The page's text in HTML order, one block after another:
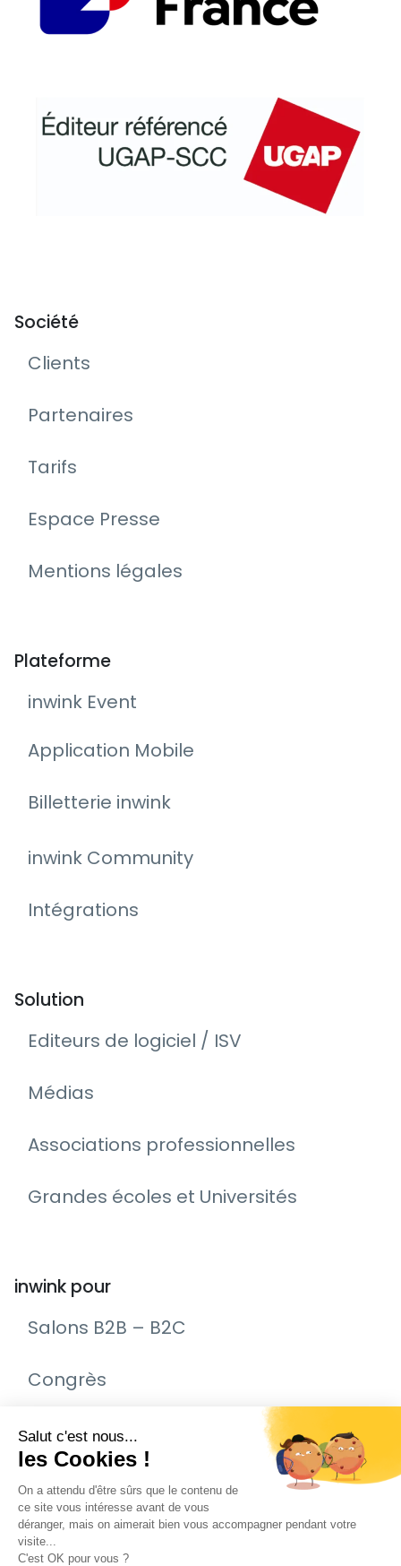
Société
Clients
Partenaires
Tarifs
Espace Presse
Mentions légales
Plateforme
inwink Event
Application Mobile
Billetterie inwink
inwink Community
Intégrations
Solution
Editeurs de logiciel / ISV
Médias
Associations professionnelles
Grandes écoles et Universités
inwink pour
Salons B2B – B2C
Congrès
Remise de prix – Awards
Journée Portes Ouvertes (JPO)